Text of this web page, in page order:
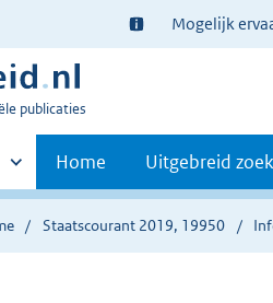
Ter
informatie:
Mogelijk
publicaties
Home Uitgebreid
Staatscourant 2019, 19950